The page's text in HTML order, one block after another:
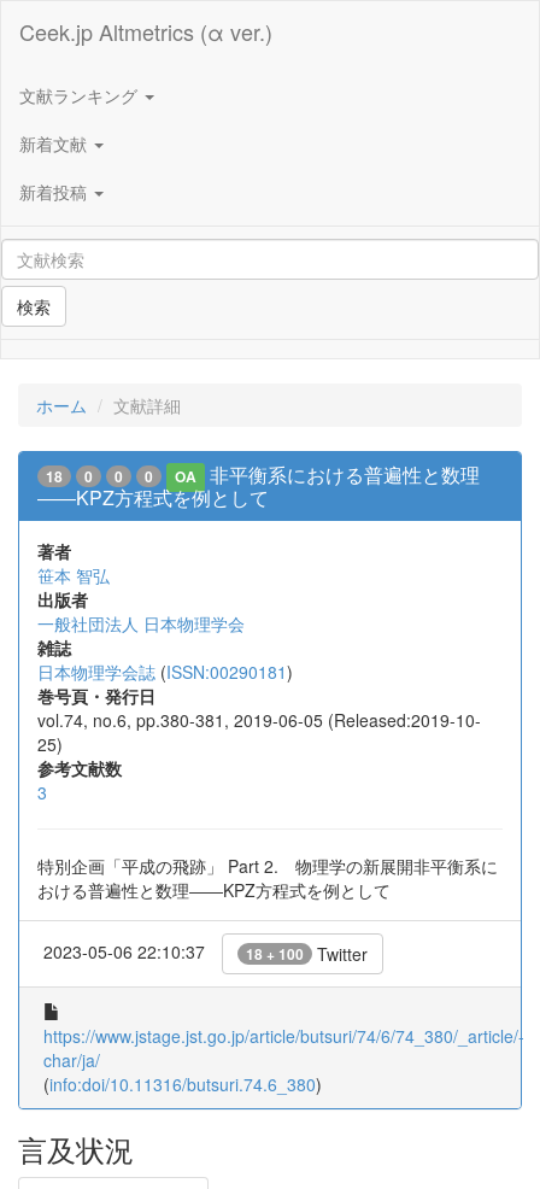
Ceek.jp Altmetrics (α ver.)
文献ランキング
新着文献
新着投稿
検索
ホーム 文献詳細
18 0 0 0 OA
非平衡系における普遍性と数理
――KPZ方程式を例として
著者
笹本 智弘
出版者
一般社団法人 日本物理学会
雑誌
日本物理学会誌 (ISSN:00290181)
巻号頁・発行日
vol.74, no.6, pp.380-381, 2019-06-05 (Released:2019-10-
25)
参考文献数
3
特別企画「平成の飛跡」 Part 2. 物理学の新展開非平衡系に
おける普遍性と数理――KPZ方程式を例として
2023-05-06 22:10:37 18 + 100 Twitter
https://www.jstage.jst.go.jp/article/butsuri/74/6/74_380/_article/-
char/ja/
(info:doi/10.11316/butsuri.74.6_380)
言及状況